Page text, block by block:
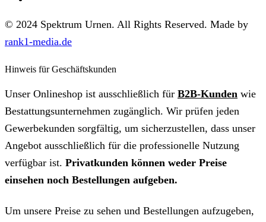
© 2024 Spektrum Urnen. All Rights Reserved. Made by
rank1-media.de
Hinweis für Geschäftskunden
Unser Onlineshop ist ausschließlich für B2B-Kunden wie
Bestattungsunternehmen zugänglich. Wir prüfen jeden
Gewerbekunden sorgfältig, um sicherzustellen, dass unser
Angebot ausschließlich für die professionelle Nutzung
verfügbar ist. Privatkunden können weder Preise
einsehen noch Bestellungen aufgeben.
Um unsere Preise zu sehen und Bestellungen aufzugeben,